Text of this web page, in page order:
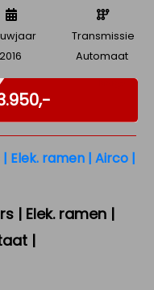
2016
Transmissie
Automaat
| Elek. ramen |
|